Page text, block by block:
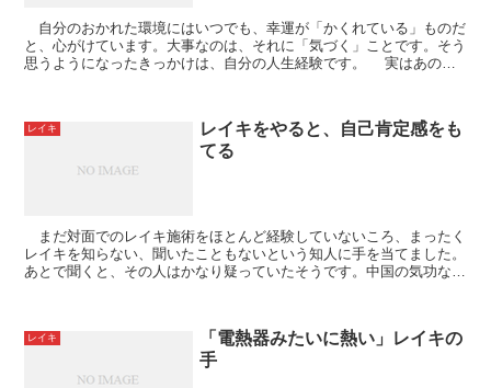
自分のおかれた環境にはいつでも、幸運が「かくれている」ものだ
と、心がけています。大事なのは、それに「気づく」ことです。そう
思うようになったきっかけは、自分の人生経験です。 実はあのと
レイキ
レイキをやると、自己肯定感をも
てる
まだ対面でのレイキ施術をほとんど経験していないころ、まったく
レイキを知らない、聞いたこともないという知人に手を当てました。
あとで聞くと、その人はかなり疑っていたそうです。中国の気功なら
レイキ
「電熱器みたいに熱い」レイキの
手